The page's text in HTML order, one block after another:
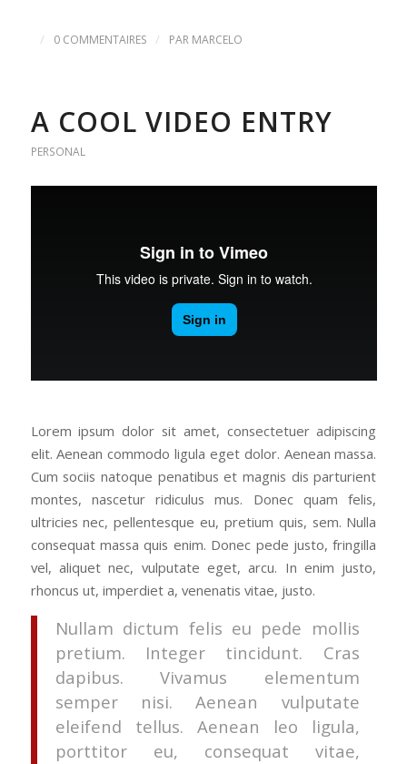
/ 0 COMMENTAIRES / PAR MARCELO
A COOL VIDEO ENTRY
PERSONAL
Lorem ipsum dolor sit amet, consectetuer adipiscing
elit. Aenean commodo ligula eget dolor. Aenean massa.
Cum sociis natoque penatibus et magnis dis parturient
montes, nascetur ridiculus mus. Donec quam felis,
ultricies nec, pellentesque eu, pretium quis, sem. Nulla
consequat massa quis enim. Donec pede justo, fringilla
vel, aliquet nec, vulputate eget, arcu. In enim justo,
rhoncus ut, imperdiet a, venenatis vitae, justo.
Nullam dictum felis eu pede mollis
pretium. Integer tincidunt. Cras
dapibus. Vivamus elementum
semper nisi. Aenean vulputate
eleifend tellus. Aenean leo ligula,
porttitor eu, consequat vitae,